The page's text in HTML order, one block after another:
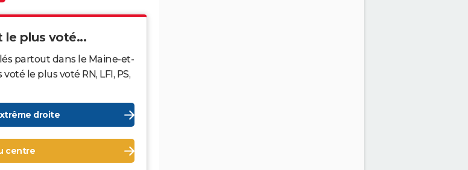
le plus voté...
partout dans le Maine-et-
le plus voté RN, LFI, PS,
droite
centre